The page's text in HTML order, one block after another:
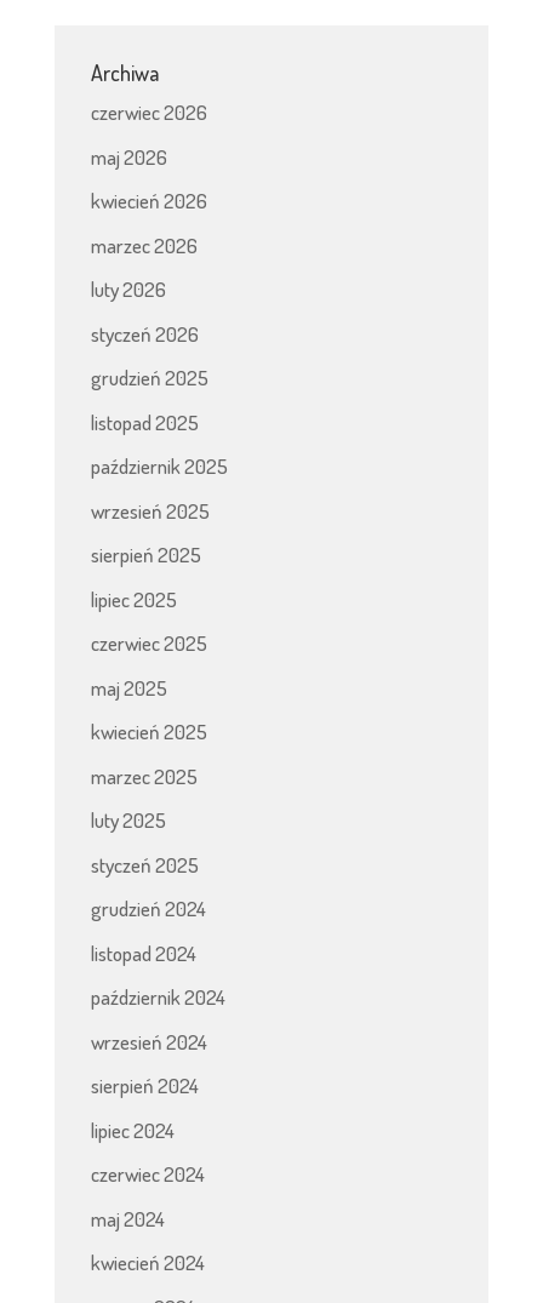
Archiwa
czerwiec 2026
maj 2026
kwiecień 2026
marzec 2026
luty 2026
styczeń 2026
grudzień 2025
listopad 2025
październik 2025
wrzesień 2025
sierpień 2025
lipiec 2025
czerwiec 2025
maj 2025
kwiecień 2025
marzec 2025
luty 2025
styczeń 2025
grudzień 2024
listopad 2024
październik 2024
wrzesień 2024
sierpień 2024
lipiec 2024
czerwiec 2024
maj 2024
kwiecień 2024